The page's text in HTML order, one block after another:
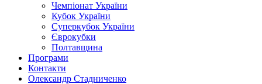
Чемпіонат України
Кубок України
Суперкубок України
Єврокубки
Полтавщина
Програми
Контакти
Олександр Стадниченко